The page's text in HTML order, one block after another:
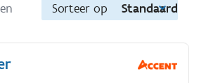
Sorteer op Standaard